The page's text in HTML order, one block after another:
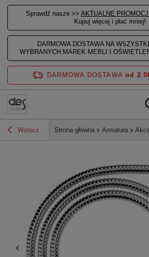
Sprawdź nasze >> AKTUALNE
Kupuj więcej i płać mniej!
DARMOWA DOSTAWA NA
WYBRANYCH MAREK MEBLI I
DARMOWA DOSTAWA od 2
Wstecz Strona główna Armatura